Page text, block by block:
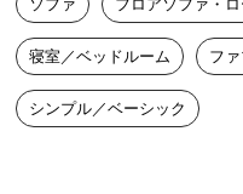
送
に
つ
い
て
ソファ フロアソファ・
寝室／ベッドルーム フ
シンプル／ベーシック